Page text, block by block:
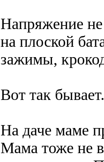
Напряжение не
на плоской
зажимы,
Вот так бывает.
На даче маме
Мама тоже не